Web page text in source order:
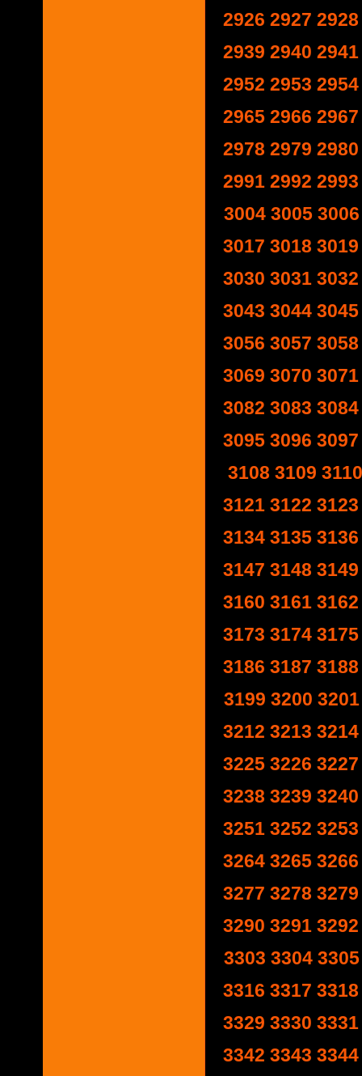
2926 2927 2928
2939 2940 2941
2952 2953 2954
2965 2966 2967
2978 2979 2980
2991 2992 2993
3004 3005 3006
3017 3018 3019
3030 3031 3032
3043 3044 3045
3056 3057 3058
3069 3070 3071
3082 3083 3084
3095 3096 3097
3108 3109 3110
3121 3122 3123
3134 3135 3136
3147 3148 3149
3160 3161 3162
3173 3174 3175
3186 3187 3188
3199 3200 3201
3212 3213 3214
3225 3226 3227
3238 3239 3240
3251 3252 3253
3264 3265 3266
3277 3278 3279
3290 3291 3292
3303 3304 3305
3316 3317 3318
3329 3330 3331
3342 3343 3344